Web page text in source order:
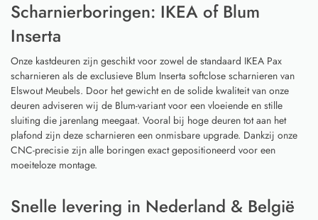
Scharnierboringen: IKEA of Blum
Inserta
Onze kastdeuren zijn geschikt voor zowel de standaard IKEA Pax
scharnieren als de exclusieve Blum Inserta softclose scharnieren van
Elswout Meubels. Door het gewicht en de solide kwaliteit van onze
deuren adviseren wij de Blum-variant voor een vloeiende en stille
sluiting die jarenlang meegaat. Vooral bij hoge deuren tot aan het
plafond zijn deze scharnieren een onmisbare upgrade. Dankzij onze
CNC-precisie zijn alle boringen exact gepositioneerd voor een
moeiteloze montage.
Snelle levering in Nederland & België